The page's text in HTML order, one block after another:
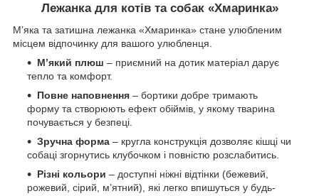
Лежанка для котів та собак «Хмаринка»
М’яка та затишна лежанка «Хмаринка» стане улюбленим
місцем відпочинку для вашого улюбленця.
М’який плюш – приємний на дотик матеріал дарує
тепло та комфорт.
Повне наповнення – бортики добре тримають
форму та створюють ефект обіймів, у якому тварина
почувається у безпеці.
Зручна форма – кругла конструкція дозволяє кішці чи
собаці згорнутись клубочком і повністю розслабитись.
Різні кольори – доступні ніжні відтінки (бежевий,
рожевий, сірий, м’ятний), які легко впишуться у будь-